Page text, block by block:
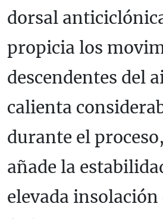
dorsal
propicia los
descendentes del
calienta
durante el
añade la
elevada insolación